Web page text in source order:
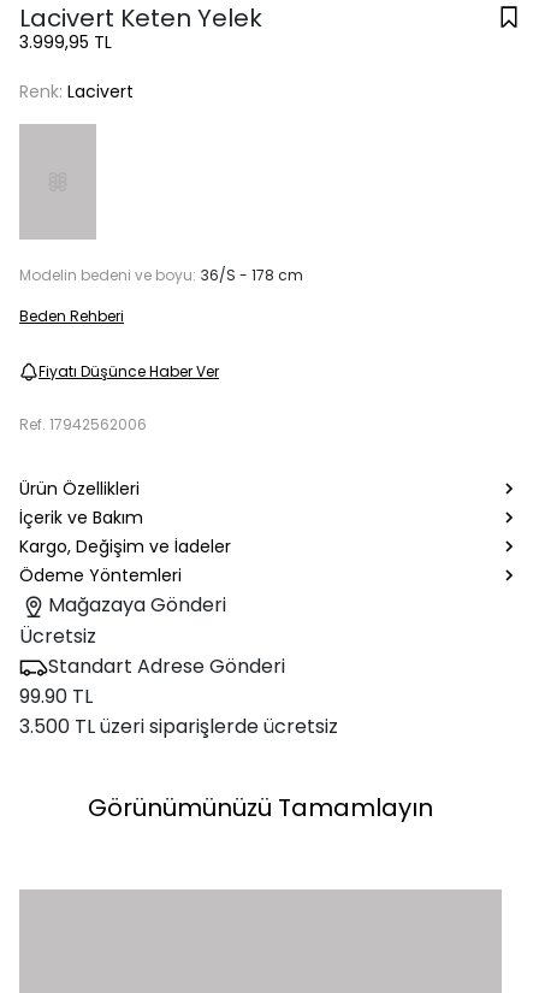
Lacivert Keten Yelek
3.999,95 TL
Renk: Lacivert
Modelin bedeni ve boyu: 36/S - 178 cm
Beden Rehberi
Fiyatı Düşünce Haber Ver
Ref. 17942562006
Ürün Özellikleri
İçerik ve Bakım
Kargo, Değişim ve İadeler
Ödeme Yöntemleri
Mağazaya Gönderi
Ücretsiz
Standart Adrese Gönderi
99.90 TL
3.500 TL üzeri siparişlerde ücretsiz
Görünümünüzü Tamamlayın